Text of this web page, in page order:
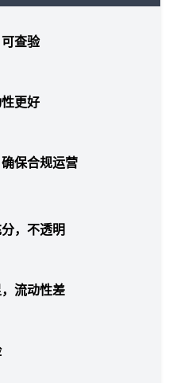
查验
更好
保合规运营
，不透明
流动性差